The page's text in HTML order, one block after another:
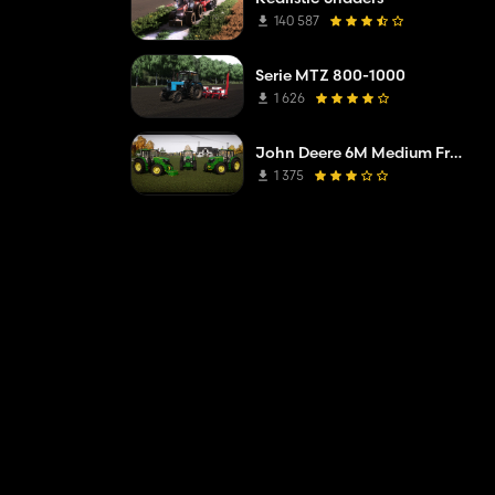
140 587
Serie MTZ 800-1000
1 626
John Deere 6M Medium Frame 2020
1 375